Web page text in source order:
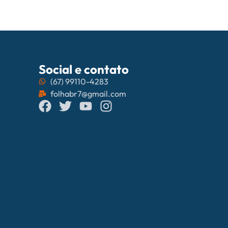
Social e contato
(67) 99110-4283
folhabr7@gmail.com